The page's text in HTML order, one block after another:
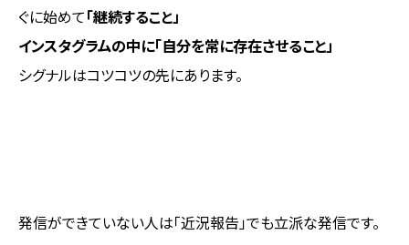
ぐに始めて「継続すること」
インスタグラムの中に「自分を常に存在させること」
シグナルはコツコツの先にあります。
発信ができていない人は「近況報告」でも立派な発信です。